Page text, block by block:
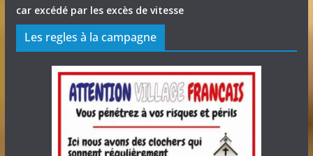
car excédé par les excès de vitesse
Les regles à la campagne